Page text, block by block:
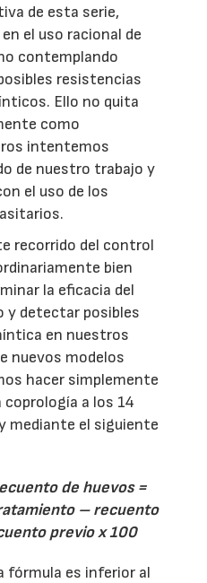
de esta serie,
el uso racional de
contemplando
resistencias
Ello no quita
como
intentemos
de nuestro trabajo y
el uso de los
recorrido del control
bien
la eficacia del
detectar posibles
en nuestros
nuevos modelos
hacer simplemente
coprología a los 14
mediante el siguiente
de huevos =
– recuento
previo x 100
fórmula es inferior al